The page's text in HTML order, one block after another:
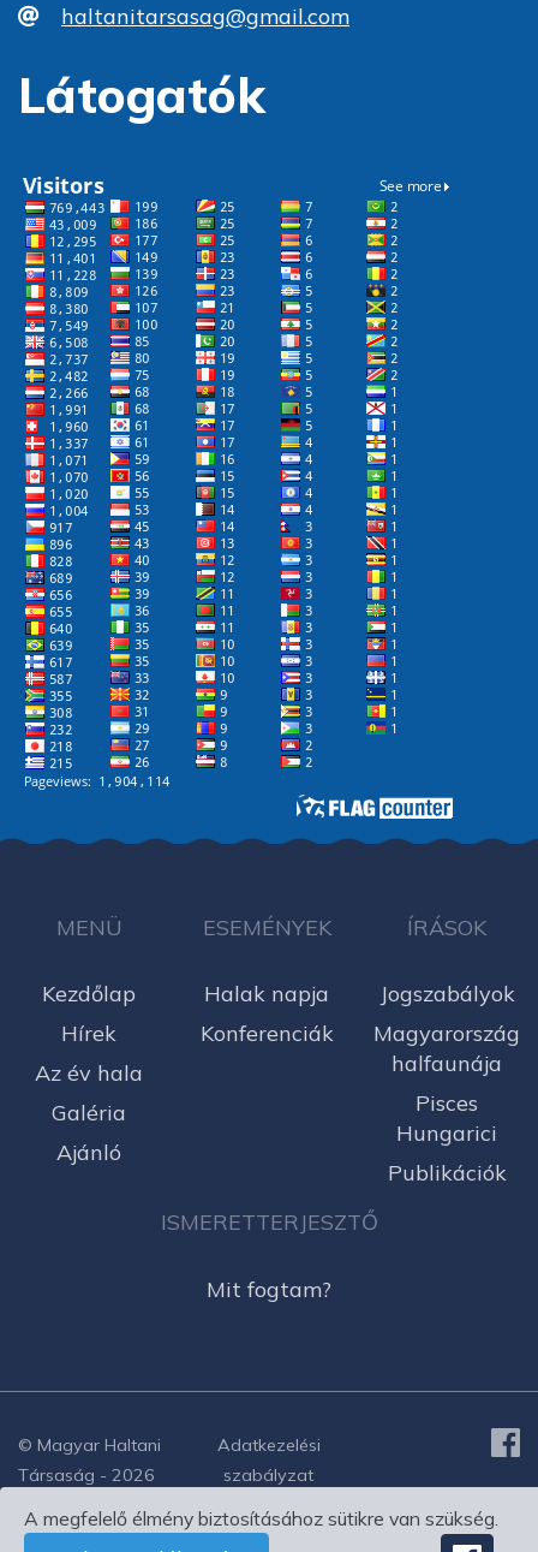
haltanitarsasag@gmail.com
Látogatók
MENÜ
Kezdőlap
Hírek
Az év hala
Galéria
Ajánló
ESEMÉNYEK
Halak napja
Konferenciák
ÍRÁSOK
Jogszabályok
Magyarország
halfaunája
Pisces
Hungarici
Publikációk
ISMERETTERJESZTŐ
Mit fogtam?
© Magyar Haltani
Társaság - 2026
Adatkezelési
szabályzat
A megfelelő élmény biztosításához sütikre van szükség.